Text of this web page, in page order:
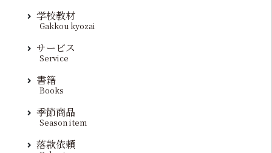
学校教材
Gakkou kyozai
サービス
Service
書籍
Books
季節商品
Season item
落款依頼